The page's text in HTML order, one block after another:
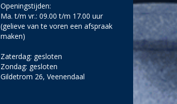
Openingstijden:
Ma. t/m vr.: 09.00 t/m 17.00 uur
(gelieve van te voren een afspraak
maken)
Zaterdag: gesloten
Zondag: gesloten
Gildetrom 26, Veenendaal